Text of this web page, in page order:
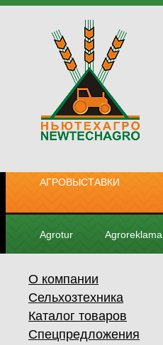
АГРОВЫСТАВКИ
Agrotur Agroreklama
О компании
Сельхозтехника
Каталог товаров
Спецпредложения